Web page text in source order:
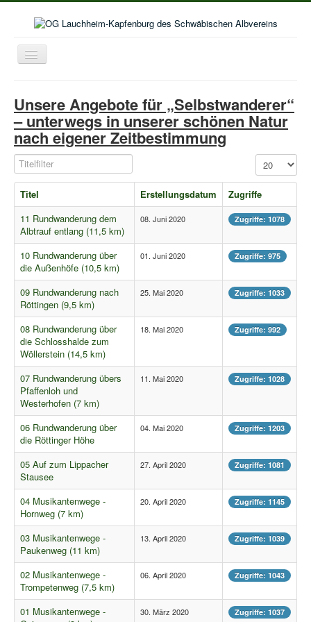
Toggle
Navigation
Aktuelles
Aktivitäten im Wanderjahr
Veranstaltungskalender
Bildergalerie
Selbstwanderungen
Seniorenwanderungen
Lust auf mehr
Kooperation Deutschordenschule
Naturschutz
Pressemitteilungen
Wildschützhütte
Suchen
...
Unsere Angebote für „Selbstwanderer“
– unterwegs in unserer schönen Natur
nach eigener Zeitbestimmung
Titelfilter Anzeige #
Titel Erstellungsdatum
Zugriffe
11 Rundwanderung dem
Albtrauf entlang (11,5 km)
08. Juni 2020 Zugriffe: 1078
10 Rundwanderung über
die Außenhöfe (10,5 km)
01. Juni 2020 Zugriffe: 975
09 Rundwanderung nach
Röttingen (9,5 km)
25. Mai 2020 Zugriffe: 1033
08 Rundwanderung über
die Schlosshalde zum
Wöllerstein (14,5 km)
18. Mai 2020 Zugriffe: 992
07 Rundwanderung übers
Pfaffenloh und
Westerhofen (7 km)
11. Mai 2020 Zugriffe: 1028
06 Rundwanderung über
die Röttinger Höhe
04. Mai 2020 Zugriffe: 1203
05 Auf zum Lippacher
Stausee
27. April 2020 Zugriffe: 1081
04 Musikantenwege -
Hornweg (7 km)
20. April 2020 Zugriffe: 1145
03 Musikantenwege -
Paukenweg (11 km)
13. April 2020 Zugriffe: 1039
02 Musikantenwege -
Trompetenweg (7,5 km)
06. April 2020 Zugriffe: 1043
01 Musikantenwege -
30. März 2020 Zugriffe: 1037